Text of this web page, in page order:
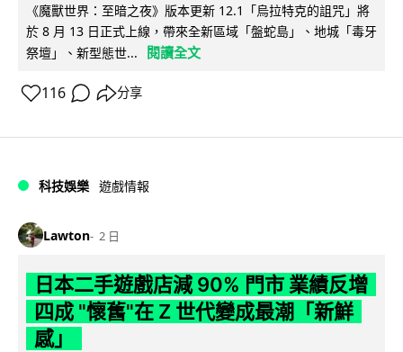
《魔獸世界：至暗之夜》版本更新 12.1「烏拉特克的詛咒」將
於 8 月 13 日正式上線，帶來全新區域「盤蛇島」、地城「毒牙
祭壇」、新型態世...
閱讀全文
116 分享
科技娛樂 遊戲情報
Lawton 2 日
日本二手遊戲店減 90% 門市 業績反增
四成 "懷舊"在 Z 世代變成最潮「新鮮
感」